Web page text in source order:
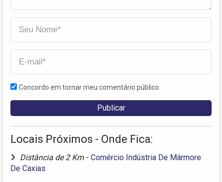
Concordo em tornar meu comentário público
Locais Próximos - Onde Fica:
Distância de 2 Km - Comércio Indústria De Mármore
De Caxias